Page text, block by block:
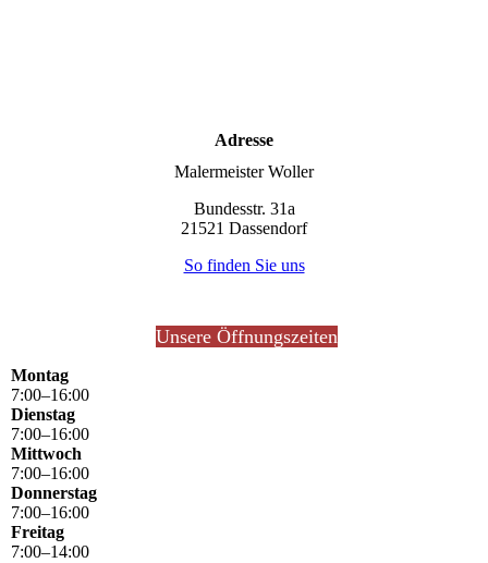
Adresse
Maler­meister Woller
Bundesstr. 31a
21521 Dassendorf
So finden Sie uns
Unsere Öffnungszeiten
Montag
7:00–16:00
Dienstag
7:00–16:00
Mittwoch
7:00–16:00
Donnerstag
7:00–16:00
Freitag
7:00–14:00